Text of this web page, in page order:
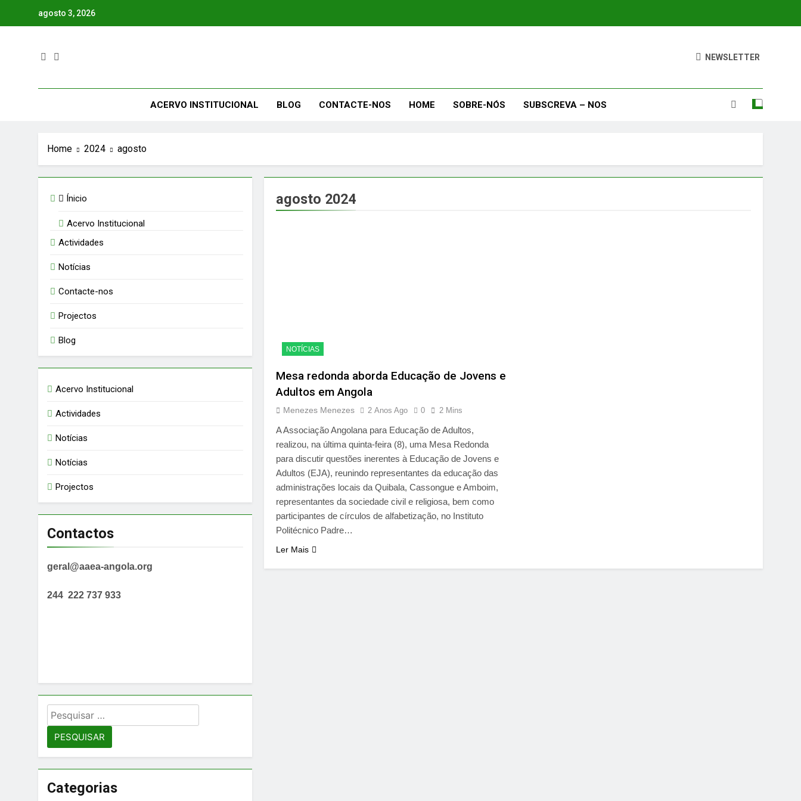
agosto 3, 2026
NEWSLETTER
ACERVO INSTITUCIONAL BLOG CONTACTE-NOS HOME SOBRE-NÓS SUBSCREVA – NOS
Home 2024 agosto
Ínicio
Acervo Institucional
Actividades
Notícias
Contacte-nos
Projectos
Blog
Acervo Institucional
Actividades
Notícias
Notícias
Projectos
Contactos
geral@aaea-angola.org
244 222 737 933
Pesquisar
por:
Categorias
agosto 2024
NOTÍCIAS
Mesa redonda aborda Educação de Jovens e
Adultos em Angola
Menezes Menezes 2 Anos Ago 0 2 Mins
A Associação Angolana para Educação de Adultos,
realizou, na última quinta-feira (8), uma Mesa Redonda
para discutir questões inerentes à Educação de Jovens e
Adultos (EJA), reunindo representantes da educação das
administrações locais da Quibala, Cassongue e Amboim,
representantes da sociedade civil e religiosa, bem como
participantes de círculos de alfabetização, no Instituto
Politécnico Padre…
Ler Mais